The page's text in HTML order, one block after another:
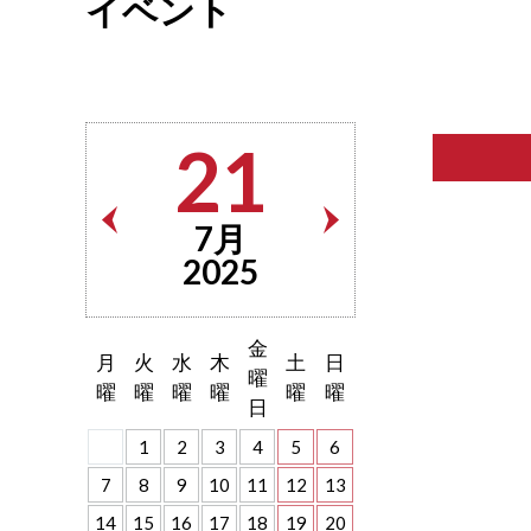
イベント
21
7月
2025
月
曜
火
曜
水
曜
木
曜
金
曜
日
土
曜
日
曜
1 2 3 4 5
6
7
8 9 10 11 12
13
14
15 16 17 18 19
20